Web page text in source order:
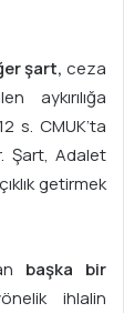
şart, ceza
aykırılığa
s. CMUK’ta
Şart, Adalet
getirmek
başka bir
ihlalin